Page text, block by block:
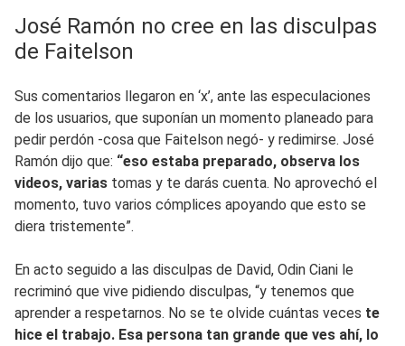
José Ramón no cree en las disculpas
de Faitelson
Sus comentarios llegaron en ‘x’, ante las especulaciones
de los usuarios, que suponían un momento planeado para
pedir perdón -cosa que Faitelson negó- y redimirse. José
Ramón dijo que: “eso estaba preparado, observa los
videos, varias tomas y te darás cuenta. No aprovechó el
momento, tuvo varios cómplices apoyando que esto se
diera tristemente”.
En acto seguido a las disculpas de David, Odin Ciani le
recriminó que vive pidiendo disculpas, “y tenemos que
aprender a respetarnos. No se te olvide cuántas veces te
hice el trabajo. Esa persona tan grande que ves ahí, lo